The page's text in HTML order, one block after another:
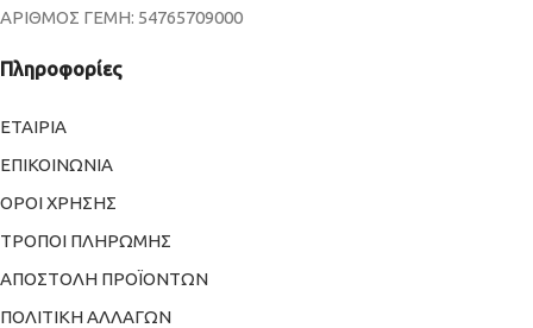
ΑΡΙΘΜΟΣ ΓΕΜΗ: 54765709000
Πληροφορίες
ΕΤΑΙΡΙΑ
ΕΠΙΚΟΙΝΩΝΙΑ
ΟΡΟΙ ΧΡΗΣΗΣ
ΤΡΟΠΟΙ ΠΛΗΡΩΜΗΣ
ΑΠΟΣΤΟΛΗ ΠΡΟΪΟΝΤΩΝ
ΠΟΛΙΤΙΚΗ ΑΛΛΑΓΩΝ